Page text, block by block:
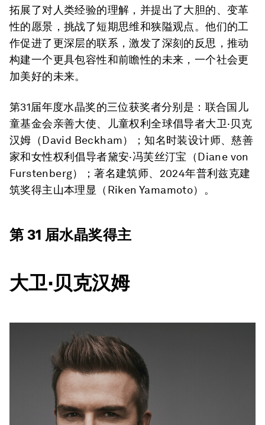
拓展了对人类经验的理解，并提出了大胆的、变革
性的愿景，挑战了短期思维和狭隘观点。他们的工
作促进了更深层的联系，激发了深刻的反思，推动
构建一个更具包容性和前瞻性的未来，一个社会更
加美好的未来。
第31届年度水晶奖的三位获奖者分别是：联合国儿
童基金会亲善大使、儿童权利全球倡导者大卫·贝克
汉姆 （David Beckham）；知名时装设计师、慈善
家和女性权利倡导者黛安·冯芙丝汀宝 （Diane von
Furstenberg）；著名建筑师、2024年普利兹克建
筑奖得主山本理显 （Riken Yamamoto）。
第 31 届水晶奖得主
大卫·贝克汉姆